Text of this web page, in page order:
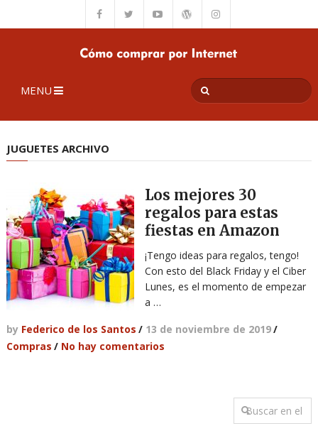
MENU
JUGUETES ARCHIVO
Los mejores 30
regalos para estas
fiestas en Amazon
¡Tengo ideas para regalos, tengo!
Con esto del Black Friday y el Ciber
Lunes, es el momento de empezar
a …
by Federico de los Santos / 13 de noviembre de 2019/
Compras / No hay comentarios